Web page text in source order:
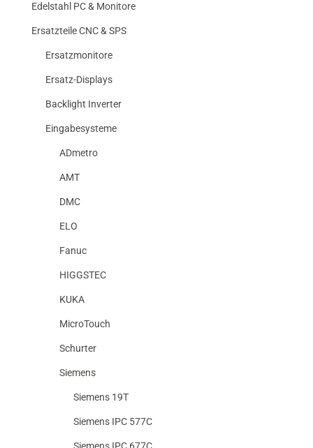
Edelstahl PC & Monitore
Ersatzteile CNC & SPS
Ersatzmonitore
Ersatz-Displays
Backlight Inverter
Eingabesysteme
ADmetro
AMT
DMC
ELO
Fanuc
HIGGSTEC
KUKA
MicroTouch
Schurter
Siemens
Siemens 19T
Siemens IPC 577C